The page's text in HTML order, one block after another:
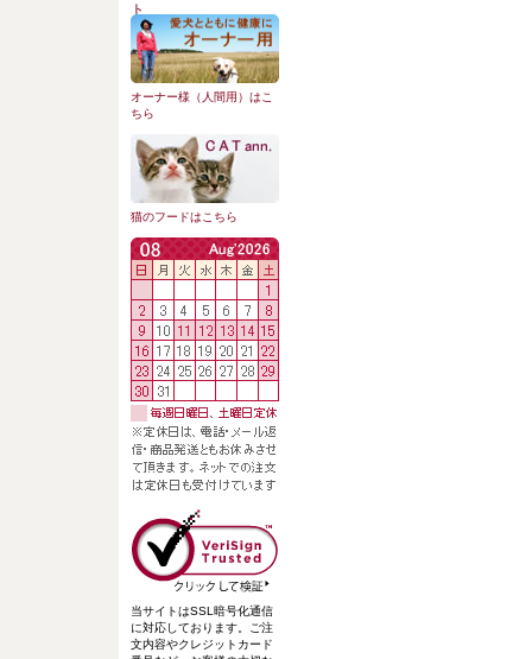
ト
オーナー様（人間用）はこ
ちら
猫のフードはこちら
当サイトはSSL暗号化通信
に対応しております。ご注
文内容やクレジットカード